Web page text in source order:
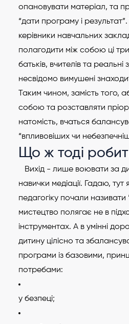
опановувати матеріал, та
“дати програму і
керівники навчальних
полагодити між собою ці три
батьків, вчителів та реальні
несвідомо вимушені
Таким чином, замість того,
собою та розставляти
натомість, вчаться
“впливовіших чи
Що ж тоді
Вихід - лише воювати за
навички медіації. Гадаю, тут
педагогіку почали називати
мистецтво полягає не в
інструментах. А в умінні
дитину цілісно та
програми із базовими,
потребами:
у безпеці;